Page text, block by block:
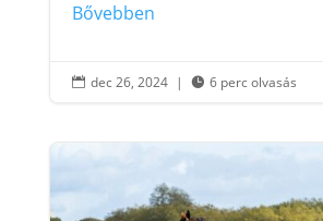
Bővebben
 dec 26, 2024 |  6 perc olvasás